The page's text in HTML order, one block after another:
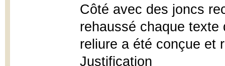
Côté avec des joncs
rehaussé chaque
reliure a été conçue et
Justification